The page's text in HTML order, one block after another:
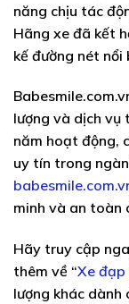
năng chịu tác
Hãng xe đã kết
kế đường nét
lượng và dịch vụ
năm hoạt động,
uy tín trong
minh và an toàn
Hãy truy cập
thêm về “Xe đạp
lượng khác dành